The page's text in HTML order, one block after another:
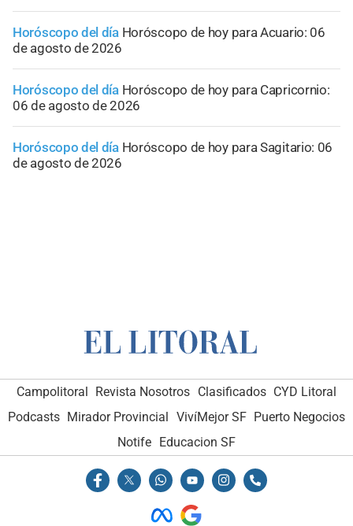
Horóscopo del día Horóscopo de hoy para Acuario: 06
de agosto de 2026
Horóscopo del día Horóscopo de hoy para Capricornio:
06 de agosto de 2026
Horóscopo del día Horóscopo de hoy para Sagitario: 06
de agosto de 2026
Campolitoral Revista Nosotros Clasificados CYD Litoral
Podcasts Mirador Provincial VivíMejor SF Puerto Negocios
Notife Educacion SF